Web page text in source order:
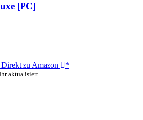
[PC]
zu Amazon *
aktualisiert